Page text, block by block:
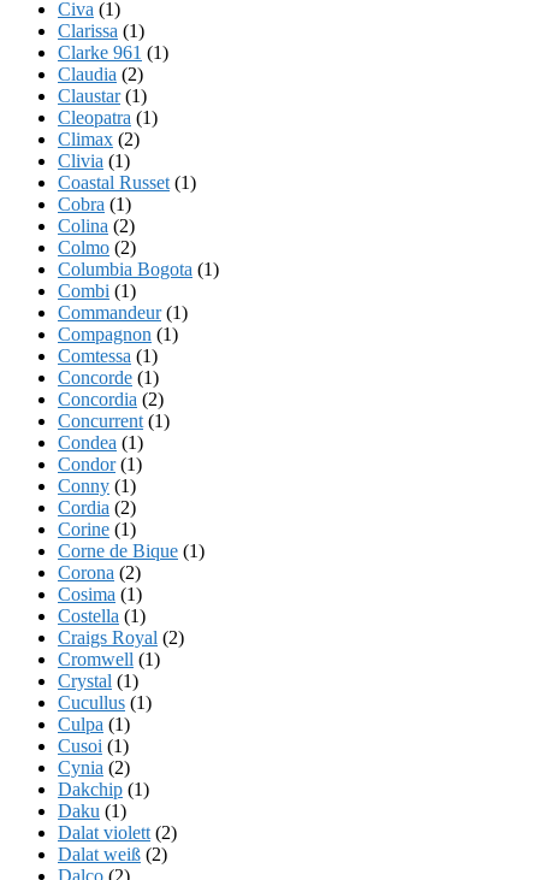
Civa (1)
Clarissa (1)
Clarke 961 (1)
Claudia (2)
Claustar(1)
Cleopatra (1)
Climax (2)
Clivia (1)
Coastal Russet (1)
Cobra (1)
Colina (2)
Colmo (2)
Columbia Bogota (1)
Combi (1)
Commandeur(1)
Compagnon (1)
Comtessa (1)
Concorde (1)
Concordia (2)
Concurrent (1)
Condea (1)
Condor(1)
Conny (1)
Cordia (2)
Corine (1)
Corne de Bique (1)
Corona (2)
Cosima (1)
Costella (1)
Craigs Royal (2)
Cromwell (1)
Crystal (1)
Cucullus (1)
Culpa (1)
Cusoi (1)
Cynia (2)
Dakchip (1)
Daku (1)
Dalat violett (2)
Dalat weiß (2)
Dalco (2)